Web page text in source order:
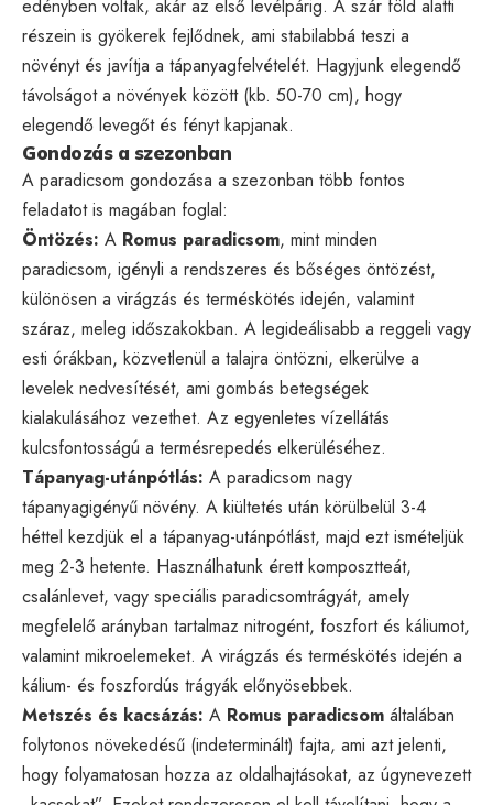
edényben voltak, akár az első levélpárig. A szár föld alatti
részein is gyökerek fejlődnek, ami stabilabbá teszi a
növényt és javítja a tápanyagfelvételét. Hagyjunk elegendő
távolságot a növények között (kb. 50-70 cm), hogy
elegendő levegőt és fényt kapjanak.
Gondozás a szezonban
A paradicsom gondozása a szezonban több fontos
feladatot is magában foglal:
Öntözés: A Romus paradicsom, mint minden
paradicsom, igényli a rendszeres és bőséges öntözést,
különösen a virágzás és terméskötés idején, valamint
száraz, meleg időszakokban. A legideálisabb a reggeli vagy
esti órákban, közvetlenül a talajra öntözni, elkerülve a
levelek nedvesítését, ami gombás betegségek
kialakulásához vezethet. Az egyenletes vízellátás
kulcsfontosságú a termésrepedés elkerüléséhez.
Tápanyag-utánpótlás: A paradicsom nagy
tápanyagigényű növény. A kiültetés után körülbelül 3-4
héttel kezdjük el a tápanyag-utánpótlást, majd ezt ismételjük
meg 2-3 hetente. Használhatunk érett komposztteát,
csalánlevet, vagy speciális paradicsomtrágyát, amely
megfelelő arányban tartalmaz nitrogént, foszfort és káliumot,
valamint mikroelemeket. A virágzás és terméskötés idején a
kálium- és foszfordús trágyák előnyösebbek.
Metszés és kacsázás: A Romus paradicsom általában
folytonos növekedésű (indeterminált) fajta, ami azt jelenti,
hogy folyamatosan hozza az oldalhajtásokat, az úgynevezett